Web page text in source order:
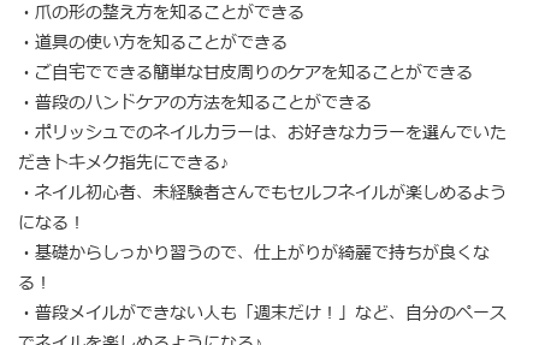
・爪の形の整え方を知ることができる
・道具の使い方を知ることができる
・ご自宅でできる簡単な甘皮周りのケアを知ることができる
・普段のハンドケアの方法を知ることができる
・ポリッシュでのネイルカラーは、お好きなカラーを選んでいた
だきトキメク指先にできる♪
・ネイル初心者、未経験者さんでもセルフネイルが楽しめるよう
になる！
・基礎からしっかり習うので、仕上がりが綺麗で持ちが良くな
る！
・普段メイルができない人も「週末だけ！」など、自分のペース